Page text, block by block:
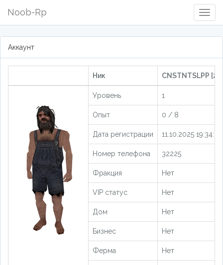
Noob-Rp
Аккаунт
Ник CNSTNTSLPP
Уровень 1
Опыт 0 / 8
Дата регистрации 11.10.2025 19:34:07
Номер телефона 32225
Фракция Нет
VIP статус Нет
Дом Нет
Бизнес Нет
Ферма Нет